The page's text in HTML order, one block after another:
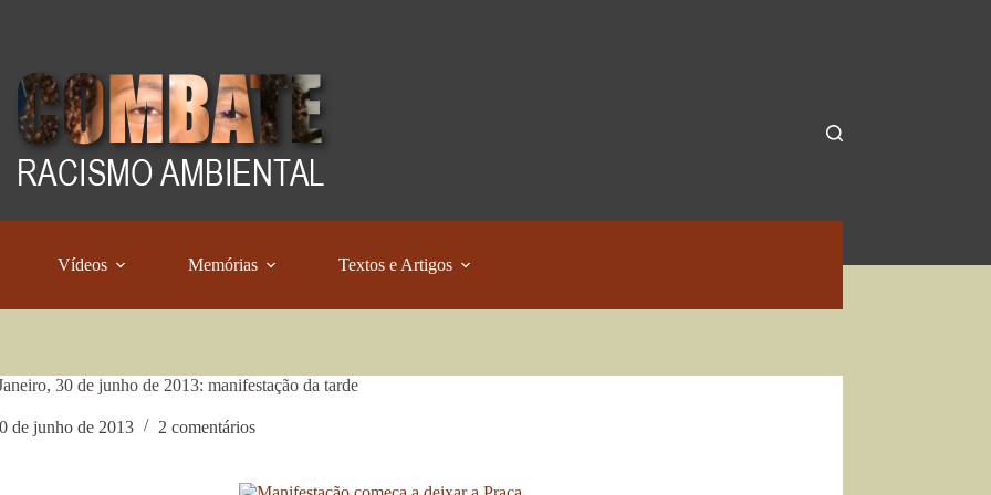
Vídeos Memórias Textos e Artigos
30 de junho de 2013: manifestação da tarde
de junho de 2013 2 comentários